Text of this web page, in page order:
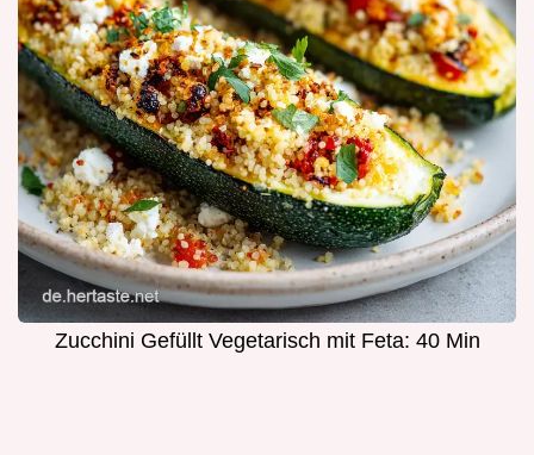
Zucchini Gefüllt Vegetarisch mit Feta: 40 Min